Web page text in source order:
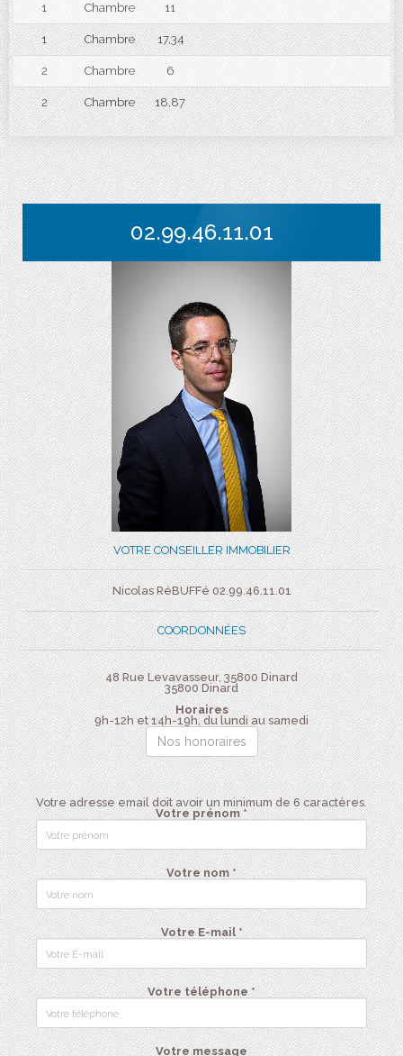
1 Chambre 11
1 Chambre 17,34
2 Chambre 6
2 Chambre 18,87
02.99.46.11.01
VOTRE CONSEILLER IMMOBILIER
Nicolas RéBUFFé 02.99.46.11.01
COORDONNÉES
48 Rue Levavasseur, 35800 Dinard
35800 Dinard
Horaires
9h-12h et 14h-19h, du lundi au samedi
Nos honoraires
Votre adresse email doit avoir un minimum de 6 caractères.
Votre prénom *
Votre nom *
Votre E-mail *
Votre téléphone *
Votre message